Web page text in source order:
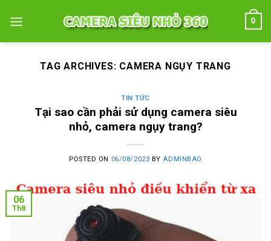
0
TAG ARCHIVES: CAMERA NGỤY TRANG
TIN TỨC
Tại sao cần phải sử dụng camera siêu
nhỏ, camera ngụy trang?
POSTED ON 06/08/2023 BY ADMINBAO
06
Th8